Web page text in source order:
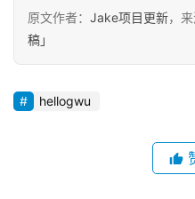
创
专
行
原文作者： Jake项目更新，来
稿」
hellogwu